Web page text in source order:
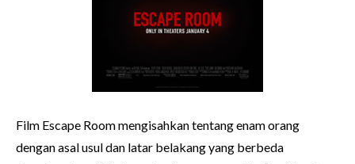
Film Escape Room mengisahkan tentang enam orang
dengan asal usul dan latar belakang yang berbeda